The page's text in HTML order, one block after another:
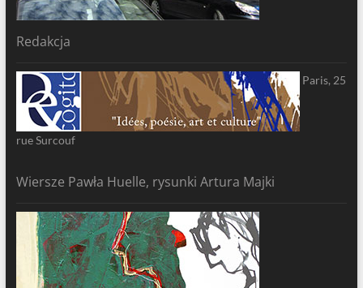
Redakcja
Paris, 25
rue Surcouf
Wiersze Pawła Huelle, rysunki Artura Majki